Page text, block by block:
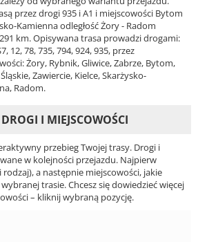
przez drogi 935 i A1 i miejscowości Bytom
Kamienna odległość Żory - Radom
km. Opisywana trasa prowadzi drogami:
12, 78, 735, 794, 924, 935, przez
Żory, Rybnik, Gliwice, Zabrze, Bytom,
Zawiercie, Kielce, Skarżysko-
Radom.
I MIEJSCOWOŚCI
przebieg Twojej trasy. Drogi i
w kolejności przejazdu. Najpierw
a następnie miejscowości, jakie
trasie. Chcesz się dowiedzieć więcej
– kliknij wybraną pozycję.